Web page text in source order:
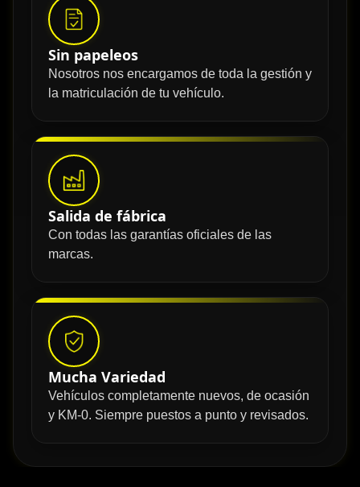
Sin papeleos
Nosotros nos encargamos de toda la gestión y
la matriculación de tu vehículo.
Salida de fábrica
Con todas las garantías oficiales de las
marcas.
Mucha Variedad
Vehículos completamente nuevos, de ocasión
y KM-0. Siempre puestos a punto y revisados.